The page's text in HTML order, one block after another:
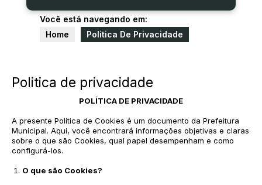
Você está navegando em:
Home
Politica De Privacidade
Politica de privacidade
POLÍTICA DE PRIVACIDADE
A presente Política de Cookies é um documento da Prefeitura
Municipal. Aqui, você encontrará informações objetivas e claras
sobre o que são Cookies, qual papel desempenham e como
configurá-los.
O que são Cookies?